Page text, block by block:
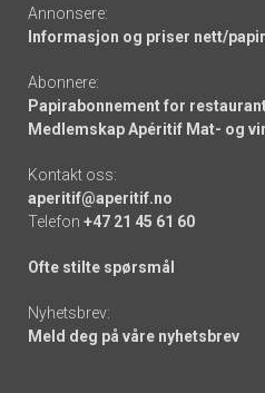
Annonsere:
Informasjon og priser nett/papir
Abonnere:
Papirabonnement for
Medlemskap Apéritif Mat- og
Kontakt oss:
aperitif@aperitif.no
Telefon +47 21 45 61 60
Ofte stilte spørsmål
Nyhetsbrev:
Meld deg på våre nyhetsbrev